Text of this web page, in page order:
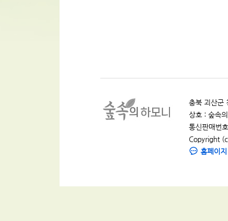
충북 괴산군
상호 : 숲속
통신판매번
Copyright
홈페이